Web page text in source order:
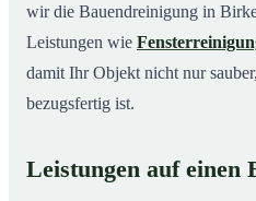
wir die Bauendreinigung in
Leistungen wie
damit Ihr Objekt nicht nur
bezugsfertig ist.
Leistungen auf einen